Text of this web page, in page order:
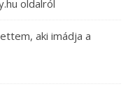
oldalról
aki imádja a